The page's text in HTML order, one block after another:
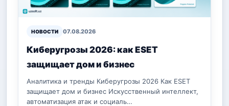
НОВОСТИ 07.08.2026
Киберугрозы 2026: как ESET
защищает дом и бизнес
Аналитика и тренды Киберугрозы 2026 Как ESET
защищает дом и бизнес Искусственный интеллект,
автоматизация атак и социаль…